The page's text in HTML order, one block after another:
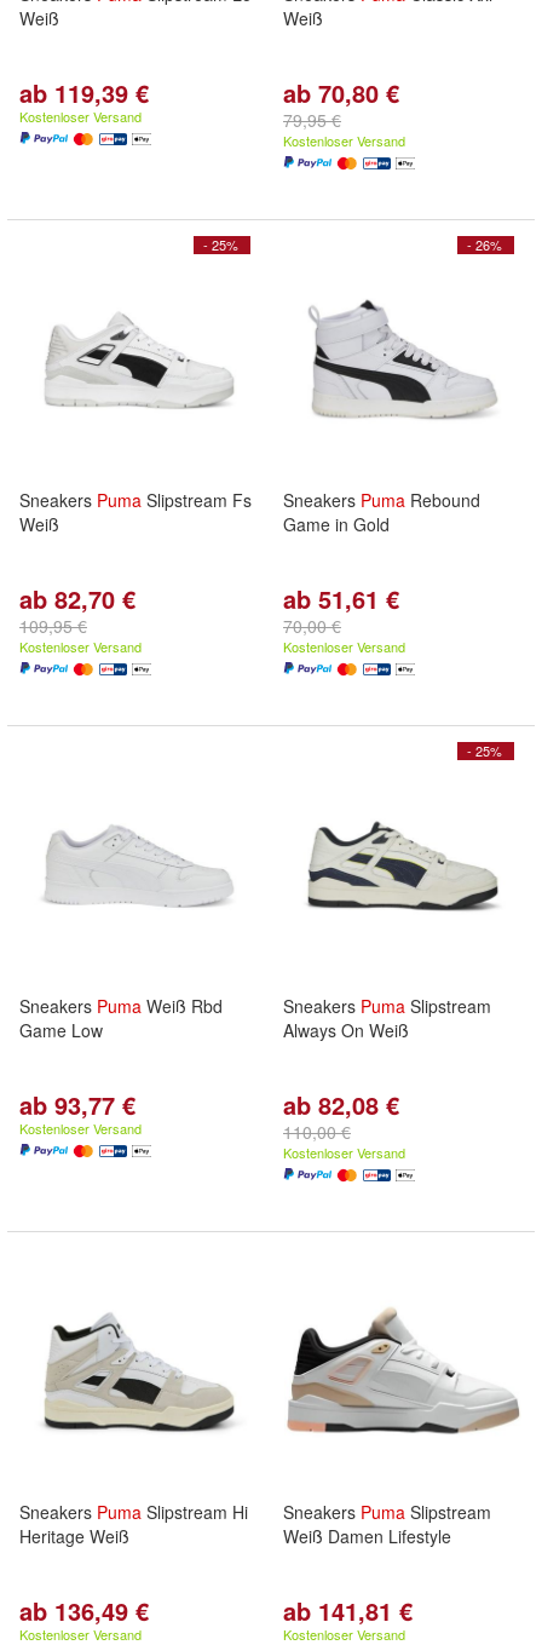
Weiß
ab 119,39 €
Kostenloser Versand
Weiß
ab 70,80 €
79,95 €
Kostenloser Versand
- 25%
Sneakers Puma Slipstream Fs
Weiß
ab 82,70 €
109,95 €
Kostenloser Versand
- 26%
Sneakers Puma Rebound
Game in Gold
ab 51,61 €
70,00 €
Kostenloser Versand
Sneakers Puma Weiß Rbd
Game Low
ab 93,77 €
Kostenloser Versand
- 25%
Sneakers Puma Slipstream
Always On Weiß
ab 82,08 €
110,00 €
Kostenloser Versand
Sneakers Puma Slipstream Hi
Heritage Weiß
ab 136,49 €
Kostenloser Versand
Sneakers Puma Slipstream
Weiß Damen Lifestyle
ab 141,81 €
Kostenloser Versand